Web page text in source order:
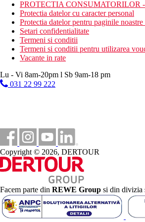
Mese
Mic dejun
mic dejun continental tip bufet
Demipensiune
bufet de mic dejun continental,
Categoria oficiala
3 stele
Nota
In Grecia, trebuie sa platiti taxa
activitatilor mentionate pot fi afectate
Taxa turistica
Incepand cu 2025, in Grecia exista
statiune in Grecia sunt (Aprilie –
Distanţe
200 m
Magazine
15 km
PROTECTIA CONSUMATORILOR -
Protectia datelor cu caracter personal
Protectia datelor pentru paginile
Setari confidentialitate
Termeni si conditii
Termeni si conditii pentru utilizarea
Vacante in rate
Lu - Vi 8am-20pm l Sb 9am-18 pm
031 22 99 222
Copyright © 2026, DERTOUR
Facem parte din REWE Group si din divizia